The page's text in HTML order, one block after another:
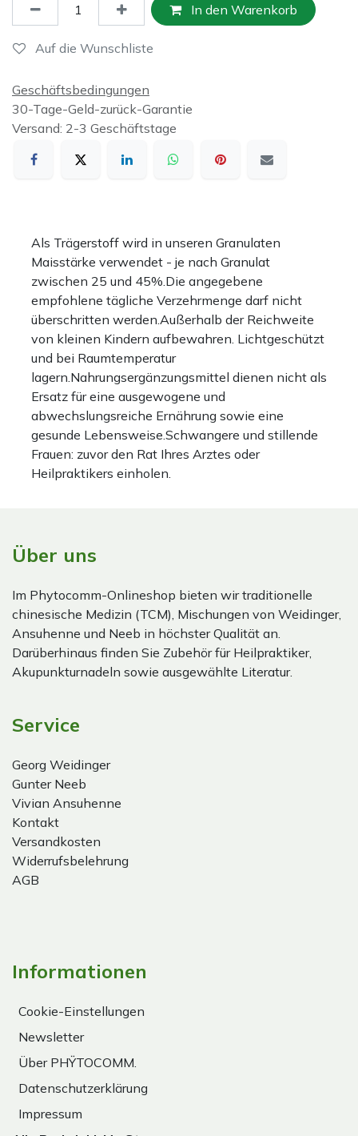
In den Warenkorb
Auf die Wunschliste
Geschäftsbedingungen
30-Tage-Geld-zurück-Garantie
Versand: 2-3 Geschäftstage
Als Trägerstoff wird in unseren Granulaten
Maisstärke verwendet - je nach Granulat
zwischen 25 und 45%.Die angegebene
empfohlene tägliche Verzehrmenge darf nicht
überschritten werden.Außerhalb der Reichweite
von kleinen Kindern aufbewahren. Lichtgeschützt
und bei Raumtemperatur
lagern.Nahrungsergänzungsmittel dienen nicht als
Ersatz für eine ausgewogene und
abwechslungsreiche Ernährung sowie eine
gesunde Lebensweise.Schwangere und stillende
Frauen: zuvor den Rat Ihres Arztes oder
Heilpraktikers einholen.
Über uns
Im Phytocomm-Onlineshop bieten wir traditionelle
chinesische Medizin (TCM), Mischungen von Weidinger,
Ansuhenne und Neeb in höchster Qualität an.
Darüberhinaus finden Sie Zubehör für Heilpraktiker,
Akupunkturnadeln sowie ausgewählte Literatur.
Service
Georg Weidinger
Gunter Neeb
Vivian Ansuhenne
Kontakt
Versandkosten
Widerrufsbelehrung
AGB
Informationen
Cookie-Einstellungen
Newsletter
Über PHŸTOCOMM.
Datenschutzerklärung
Impressum